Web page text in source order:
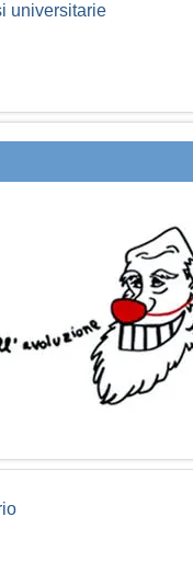
universitarie